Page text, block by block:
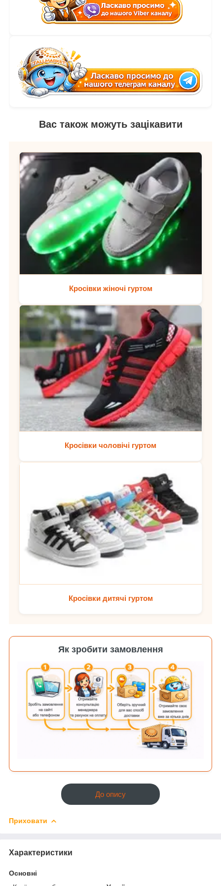
Вас також можуть зацікавити
Кросівки жіночі гуртом
Кросівки чоловічі гуртом
Кросівки дитячі гуртом
Як зробити замовлення
До опису
Приховати
Характеристики
Основні